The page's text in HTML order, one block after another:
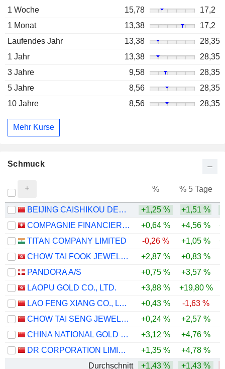
1 Woche 15,78
17,2
1 Monat
13,38
17,2
Laufendes Jahr
13,38
28,35
1 Jahr
13,38
28,35
3 Jahre
9,58
28,35
5 Jahre
8,56
28,35
10 Jahre
8,56 28,35
Mehr Kurse
Schmuck
% % 5 Tage
BEIJING CAISHIKOU DEPARTMENT STORE CO.,LTD. +1,25 % +1,51 %
COMPAGNIE FINANCIERE RICHEMONT
+0,64 % +4,56 %
TITAN COMPANY LIMITED
-0,26 % +1,05 %
CHOW TAI FOOK JEWELLERY GROUP LIMITED
+2,87 % +0,83 %
PANDORA A/S
+0,75 % +3,57 %
LAOPU GOLD CO., LTD.
+3,88 % +19,80 %
LAO FENG XIANG CO., LTD.
+0,43 % -1,63 %
CHOW TAI SENG JEWELLERY CO., LTD.
+0,24 % +2,57 %
CHINA NATIONAL GOLD GROUP GOLD JEWELLERY CO.,LTD.
+3,12 % +4,76 %
DR CORPORATION LIMITED
+1,35 % +4,78 %
Durchschnitt
+1,43 % +1,43 %